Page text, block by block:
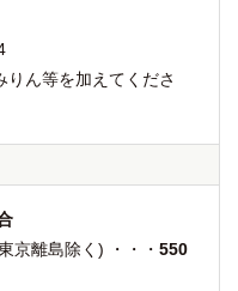
ん等を加えてくださ
京離島除く) ・・・ 550